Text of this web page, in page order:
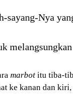
sayang-Nya
marbotitu tiba-
ke kanan dan